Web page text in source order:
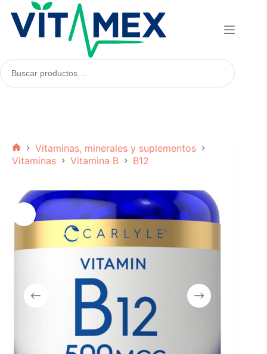
contenido
Buscar
productos:
Inicio
Vitaminas, minerales y suplementos
Vitaminas
Vitamina B B12